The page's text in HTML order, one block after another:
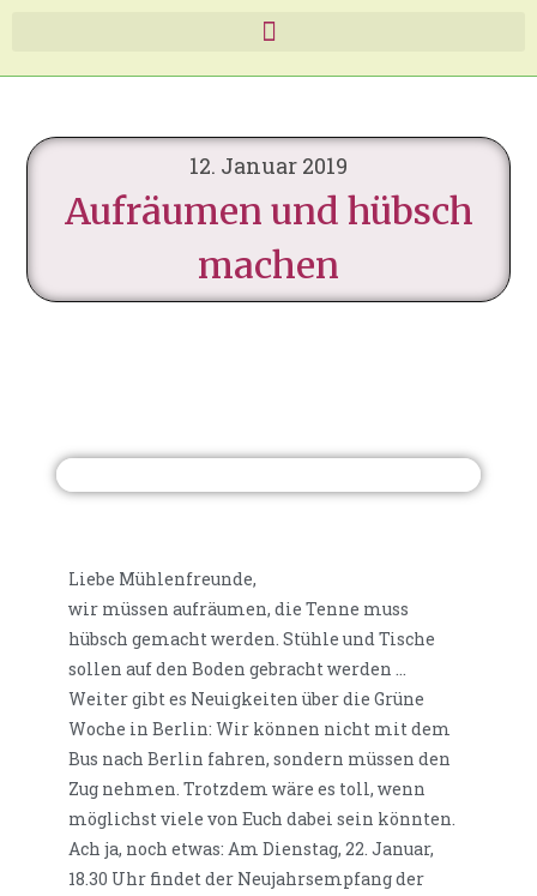
12. Januar 2019
Aufräumen und hübsch
machen
Liebe Mühlenfreunde,
wir müssen aufräumen, die Tenne muss
hübsch gemacht werden. Stühle und Tische
sollen auf den Boden gebracht werden …
Weiter gibt es Neuigkeiten über die Grüne
Woche in Berlin: Wir können nicht mit dem
Bus nach Berlin fahren, sondern müssen den
Zug nehmen. Trotzdem wäre es toll, wenn
möglichst viele von Euch dabei sein könnten.
Ach ja, noch etwas: Am Dienstag, 22. Januar,
18.30 Uhr findet der Neujahrsempfang der